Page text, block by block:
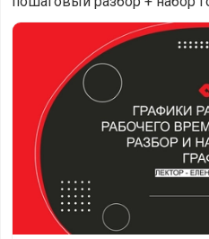
Приглашаем на новый